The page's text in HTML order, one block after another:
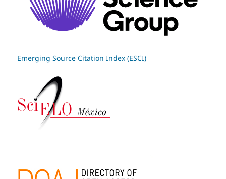
Emerging Source Citation Index (ESCI)